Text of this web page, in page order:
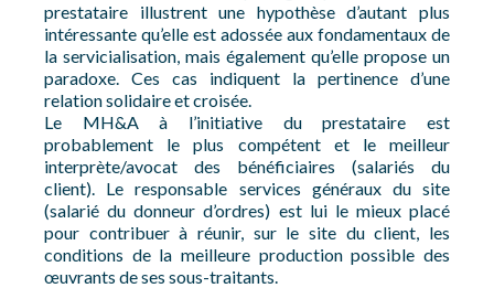
prestataire illustrent une hypothèse d’autant plus
intéressante qu’elle est adossée aux fondamentaux de
la servicialisation, mais également qu’elle propose un
paradoxe. Ces cas indiquent la pertinence d’une
relation solidaire et croisée.
Le MH&A à l’initiative du prestataire est
probablement le plus compétent et le meilleur
interprète/avocat des bénéficiaires (salariés du
client). Le responsable services généraux du site
(salarié du donneur d’ordres) est lui le mieux placé
pour contribuer à réunir, sur le site du client, les
conditions de la meilleure production possible des
œuvrants de ses sous-traitants.